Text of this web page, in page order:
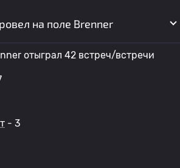
на поле Brenner
отыграл 42 встреч/встречи
- 3